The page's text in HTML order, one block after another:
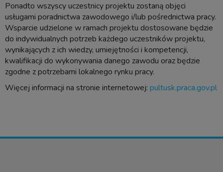
Ponadto wszyscy uczestnicy projektu zostaną objęci
usługami poradnictwa zawodowego i/lub pośrednictwa pracy.
Wsparcie udzielone w ramach projektu dostosowane będzie
do indywidualnych potrzeb każdego uczestników projektu,
wynikających z ich wiedzy, umiejętności i kompetencji,
kwalifikacji do wykonywania danego zawodu oraz będzie
zgodne z potrzebami lokalnego rynku pracy.
Więcej informacji na stronie internetowej: pultusk.praca.gov.pl